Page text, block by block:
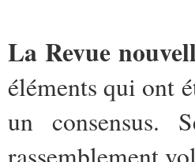
La Revue
éléments qui ont
un consensus.